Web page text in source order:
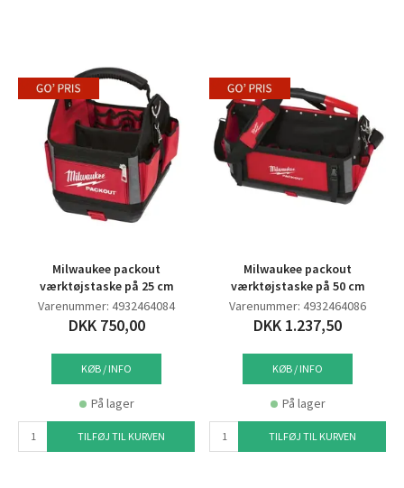
Milwaukee packout
værktøjstaske på 25 cm
Varenummer: 4932464084
DKK 750,00
KØB / INFO
På lager
TILFØJ TIL KURVEN
Milwaukee packout
værktøjstaske på 50 cm
Varenummer: 4932464086
DKK 1.237,50
KØB / INFO
På lager
TILFØJ TIL KURVEN